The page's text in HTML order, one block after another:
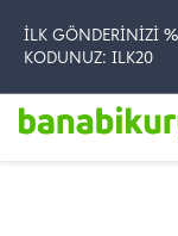
İLK GÖNDERİNİZİ
KODUNUZ: ILK20